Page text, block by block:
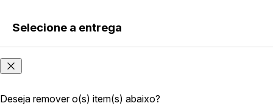
Faça login
ou cadastre-
se
Onde
você
está?
Selecione a entrega
Deseja remover o(s) item(s) abaixo?